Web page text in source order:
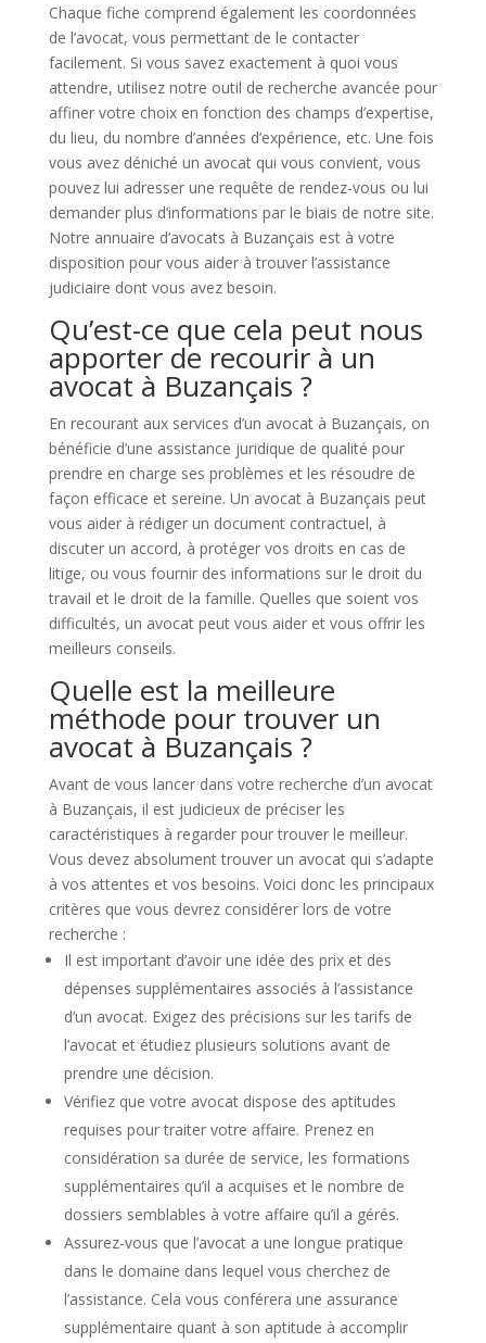
Chaque fiche comprend également les coordonnées
de l’avocat, vous permettant de le contacter
facilement. Si vous savez exactement à quoi vous
attendre, utilisez notre outil de recherche avancée pour
affiner votre choix en fonction des champs d’expertise,
du lieu, du nombre d’années d’expérience, etc. Une fois
vous avez déniché un avocat qui vous convient, vous
pouvez lui adresser une requête de rendez-vous ou lui
demander plus d’informations par le biais de notre site.
Notre annuaire d’avocats à Buzançais est à votre
disposition pour vous aider à trouver l’assistance
judiciaire dont vous avez besoin.
Qu’est-ce que cela peut nous
apporter de recourir à un
avocat à Buzançais ?
En recourant aux services d’un avocat à Buzançais, on
bénéficie d’une assistance juridique de qualité pour
prendre en charge ses problèmes et les résoudre de
façon efficace et sereine. Un avocat à Buzançais peut
vous aider à rédiger un document contractuel, à
discuter un accord, à protéger vos droits en cas de
litige, ou vous fournir des informations sur le droit du
travail et le droit de la famille. Quelles que soient vos
difficultés, un avocat peut vous aider et vous offrir les
meilleurs conseils.
Quelle est la meilleure
méthode pour trouver un
avocat à Buzançais ?
Avant de vous lancer dans votre recherche d’un avocat
à Buzançais, il est judicieux de préciser les
caractéristiques à regarder pour trouver le meilleur.
Vous devez absolument trouver un avocat qui s’adapte
à vos attentes et vos besoins. Voici donc les principaux
critères que vous devrez considérer lors de votre
recherche :
Il est important d’avoir une idée des prix et des
dépenses supplémentaires associés à l’assistance
d’un avocat. Exigez des précisions sur les tarifs de
l’avocat et étudiez plusieurs solutions avant de
prendre une décision.
Vérifiez que votre avocat dispose des aptitudes
requises pour traiter votre affaire. Prenez en
considération sa durée de service, les formations
supplémentaires qu’il a acquises et le nombre de
dossiers semblables à votre affaire qu’il a gérés.
Assurez-vous que l’avocat a une longue pratique
dans le domaine dans lequel vous cherchez de
l’assistance. Cela vous conférera une assurance
supplémentaire quant à son aptitude à accomplir